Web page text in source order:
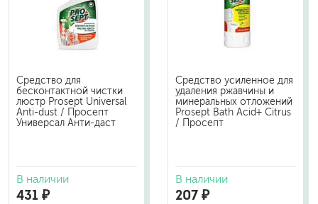
Средство для
бесконтактной чистки
люстр Prosept Universal
Anti-dust / Просепт
Универсал Анти-даст
В наличии
431 ₽
Средство усиленное для
удаления ржавчины и
минеральных отложений
Prosept Bath Acid+ Citrus
/ Просепт
В наличии
207 ₽